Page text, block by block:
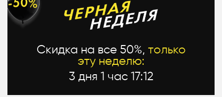
Скидка на все 50%, только
эту неделю:
3 дня 1 час 17:12